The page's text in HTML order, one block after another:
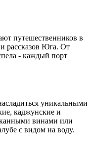
путешественников в
рассказов Юга. От
- каждый порт
уникальными
каджунские и
винами или
с видом на воду.